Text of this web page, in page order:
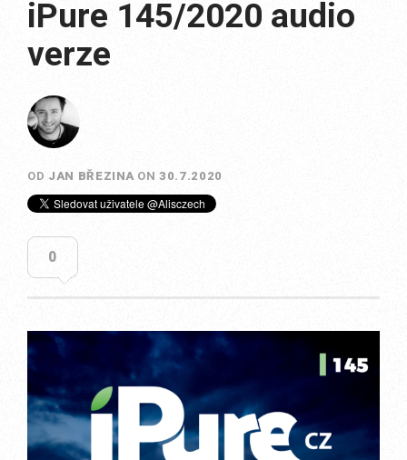
iPure 145/2020 audio
verze
OD JAN BŘEZINA ON30.7.2020
0